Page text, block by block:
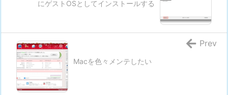
にゲストOSとしてインストールする
Macを色々メンテしたい
Prev